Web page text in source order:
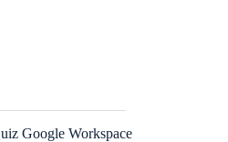
Google Workspace